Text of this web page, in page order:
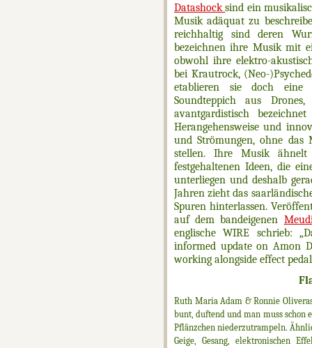
Datashocksind ein
Musik adäquat zu
reichhaltig sind deren
bezeichnen ihre Musik mit
obwohl ihre elektro-
bei Krautrock, (Neo-
etablieren sie doch eine
Soundteppich aus
avantgardistisch
Herangehensweise und
und Strömungen, ohne
stellen. Ihre Musik ähnelt
festgehaltenen Ideen, die
unterliegen und deshalb
Jahren zieht das
Spuren hinterlassen.
auf dem bandeigenen
englische WIRE schrieb:
informed update on Amon
working alongside effect
Ruth Maria Adam & Ronnie
bunt, duftend und man muss schon
Pflänzchen niederzutrampeln.
Geige, Gesang, elektronischen